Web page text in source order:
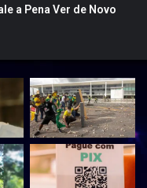
a Pena Ver de Novo